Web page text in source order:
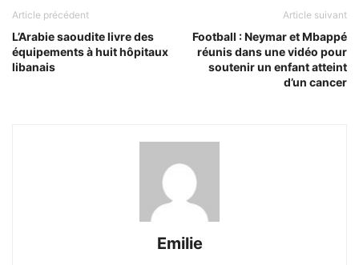
Article précédent
L’Arabie saoudite livre des
équipements à huit hôpitaux
libanais
Article suivant
Football : Neymar et Mbappé
réunis dans une vidéo pour
soutenir un enfant atteint
d’un cancer
Emilie